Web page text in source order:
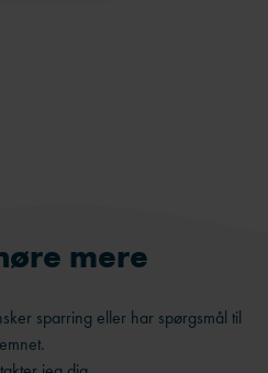
mere
sparring eller har spørgsmål til
emnet.